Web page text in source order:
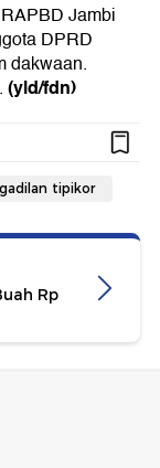
Jambi
DPRD
dakwaan.
(yld/fdn)
tipikor
Rp